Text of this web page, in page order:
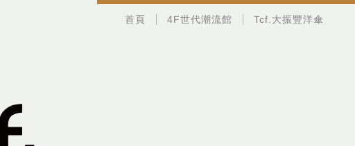
首頁 4F世代潮流館 Tcf.大振豐洋傘